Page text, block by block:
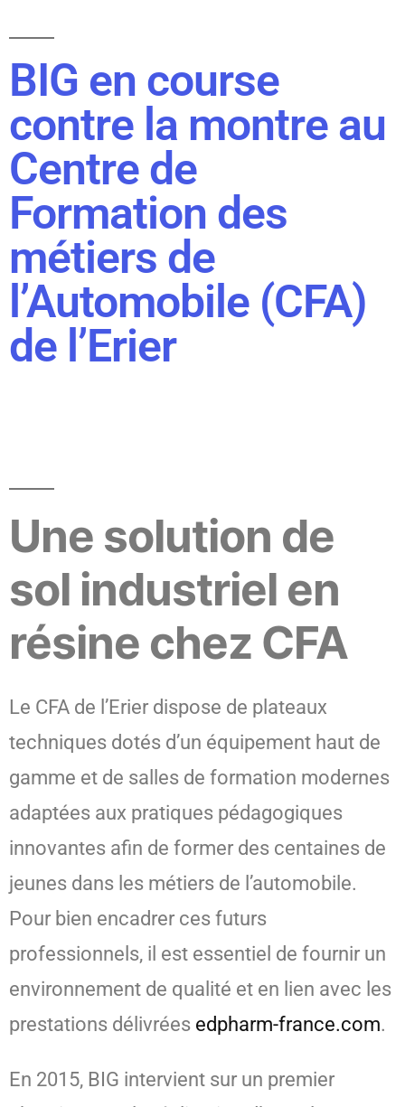
BIG en course
contre la montre au
Centre de
Formation des
métiers de
l’Automobile (CFA)
de l’Erier
Une solution de
sol industriel en
résine chez CFA
Le CFA de l’Erier dispose de plateaux
techniques dotés d’un équipement haut de
gamme et de salles de formation modernes
adaptées aux pratiques pédagogiques
innovantes afin de former des centaines de
jeunes dans les métiers de l’automobile.
Pour bien encadrer ces futurs
professionnels, il est essentiel de fournir un
environnement de qualité et en lien avec les
prestations délivrées edpharm-france.com.
En 2015, BIG intervient sur un premier